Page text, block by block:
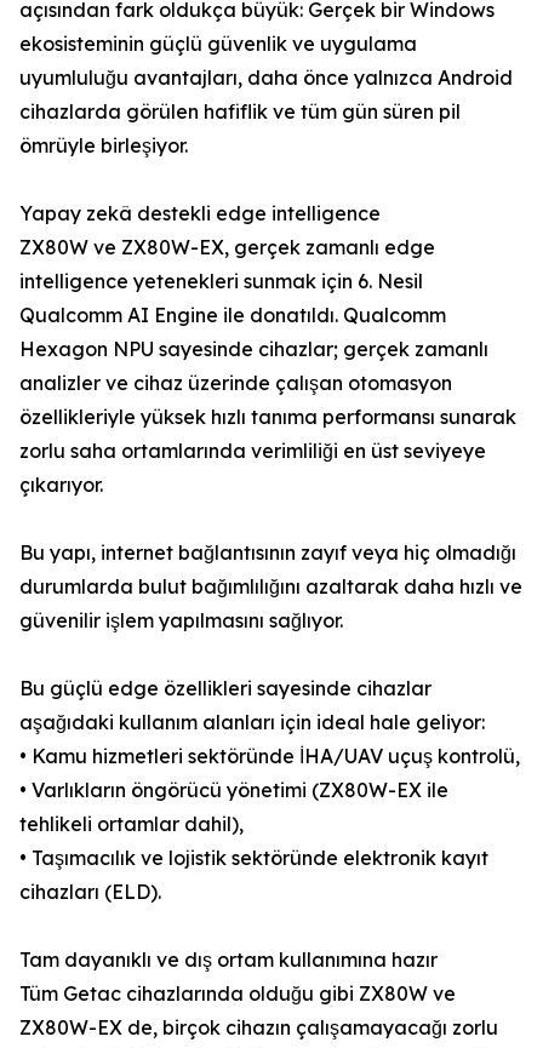
açısından fark oldukça büyük: Gerçek bir Windows
ekosisteminin güçlü güvenlik ve uygulama
uyumluluğu avantajları, daha önce yalnızca Android
cihazlarda görülen hafiflik ve tüm gün süren pil
ömrüyle birleşiyor.
Yapay zekâ destekli edge intelligence
ZX80W ve ZX80W-EX, gerçek zamanlı edge
intelligence yetenekleri sunmak için 6. Nesil
Qualcomm AI Engine ile donatıldı. Qualcomm
Hexagon NPU sayesinde cihazlar; gerçek zamanlı
analizler ve cihaz üzerinde çalışan otomasyon
özellikleriyle yüksek hızlı tanıma performansı sunarak
zorlu saha ortamlarında verimliliği en üst seviyeye
çıkarıyor.
Bu yapı, internet bağlantısının zayıf veya hiç olmadığı
durumlarda bulut bağımlılığını azaltarak daha hızlı ve
güvenilir işlem yapılmasını sağlıyor.
Bu güçlü edge özellikleri sayesinde cihazlar
aşağıdaki kullanım alanları için ideal hale geliyor:
• Kamu hizmetleri sektöründe İHA/UAV uçuş kontrolü,
• Varlıkların öngörücü yönetimi (ZX80W-EX ile
tehlikeli ortamlar dahil),
• Taşımacılık ve lojistik sektöründe elektronik kayıt
cihazları (ELD).
Tam dayanıklı ve dış ortam kullanımına hazır
Tüm Getac cihazlarında olduğu gibi ZX80W ve
ZX80W-EX de, birçok cihazın çalışamayacağı zorlu